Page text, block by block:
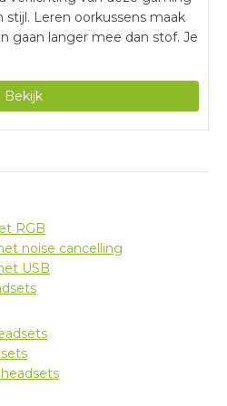
Leren oorkussens maak
gaan langer mee dan stof. Je
headset gemakkelijk in
aan je controller of pc.
ruimtelijk is, hoor je minder
Bekijk
RGB
noise cancelling
USB